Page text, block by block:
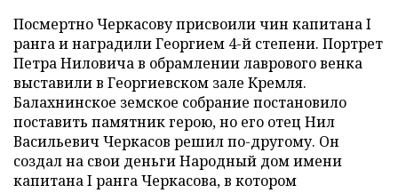
Посмертно Черкасову присвоили чин капитана I
ранга и наградили Георгием 4-й степени. Портрет
Петра Ниловича в обрамлении лаврового венка
выставили в Георгиевском зале Кремля.
Балахнинское земское собрание постановило
поставить памятник герою, но его отец Нил
Васильевич Черкасов решил по-другому. Он
создал на свои деньги Народный дом имени
капитана I ранга Черкасова, в котором